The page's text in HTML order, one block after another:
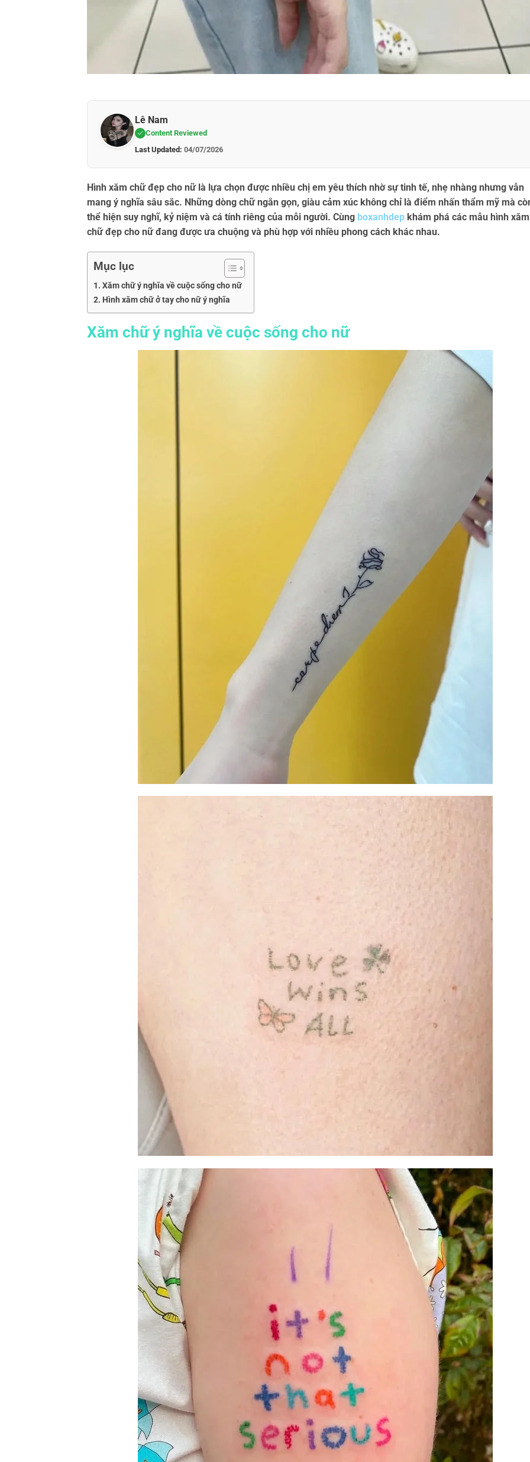
Lê Nam
Content Reviewed
Last Updated: 04/07/2026
Hình xăm chữ đẹp cho nữ là lựa chọn được nhiều chị em yêu thích nhờ sự tinh tế, nhẹ nhàng nhưng vẫn
mang ý nghĩa sâu sắc. Những dòng chữ ngắn gọn, giàu cảm xúc không chỉ là điểm nhấn thẩm mỹ mà
thể hiện suy nghĩ, kỷ niệm và cá tính riêng của mỗi người. Cùng boxanhdep khám phá các mẫu hình xăm
chữ đẹp cho nữ đang được ưa chuộng và phù hợp với nhiều phong cách khác nhau.
Mục lục
Xăm chữ ý nghĩa về cuộc sống cho nữ
Hình xăm chữ ở tay cho nữ ý nghĩa
Xăm chữ ý nghĩa về cuộc sống cho nữ